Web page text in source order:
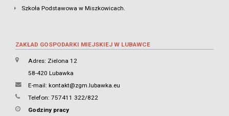
Szkoła Podstawowa w Miszkowicach.
ZAKŁAD GOSPODARKI MIEJSKIEJ W LUBAWCE
Adres: Zielona 12
58-420 Lubawka
E-mail: kontakt@zgm.lubawka.eu
Telefon: 757411 322/822
Godziny pracy